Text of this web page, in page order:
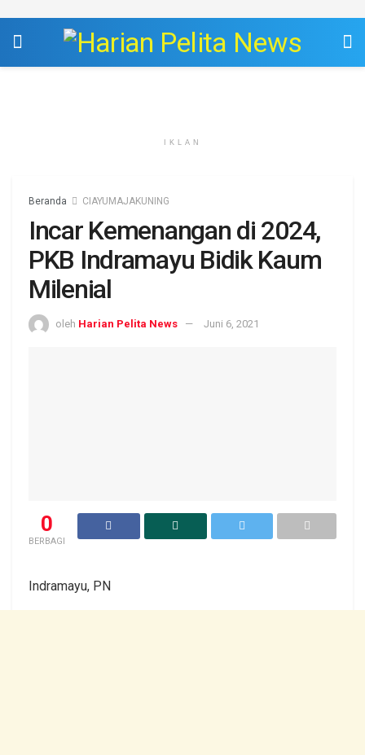
IKLAN
Beranda CIAYUMAJAKUNING
Incar Kemenangan di 2024,
PKB Indramayu Bidik Kaum
Milenial
oleh Harian Pelita News Juni 6, 2021
0
BERBAGI
Indramayu, PN